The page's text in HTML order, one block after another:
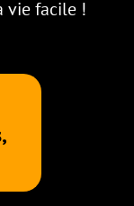
vie facile !